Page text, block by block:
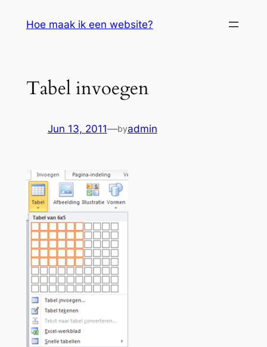
Hoe maak ik een website?
Tabel invoegen
Jun 13, 2011—byadmin